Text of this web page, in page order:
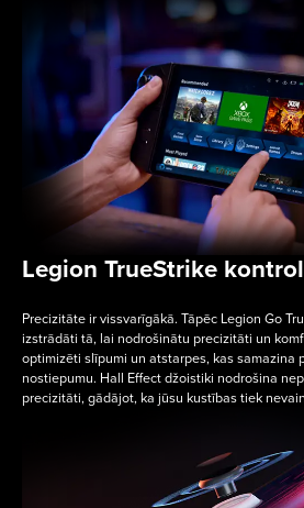
Legion TrueStrike
Precizitāte ir vissvarīgākā. Tāpēc Legion Go
izstrādāti tā, lai nodrošinātu precizitāti un
optimizēti slīpumi un atstarpes, kas samazina
nostiepumu. Hall Effect džoistiki nodrošina
precizitāti, gādājot, ka jūsu kustības tiek